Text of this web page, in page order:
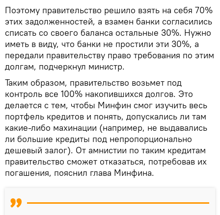
Поэтому правительство решило взять на себя 70%
этих задолженностей, а взамен банки согласились
списать со своего баланса остальные 30%. Нужно
иметь в виду, что банки не простили эти 30%, а
передали правительству право требования по этим
долгам, подчеркнул министр.
Таким образом, правительство возьмет под
контроль все 100% накопившихся долгов. Это
делается с тем, чтобы Минфин смог изучить весь
портфель кредитов и понять, допускались ли там
какие-либо махинации (например, не выдавались
ли большие кредиты под непропорционально
дешевый залог). От амнистии по таким кредитам
правительство сможет отказаться, потребовав их
погашения, пояснил глава Минфина.